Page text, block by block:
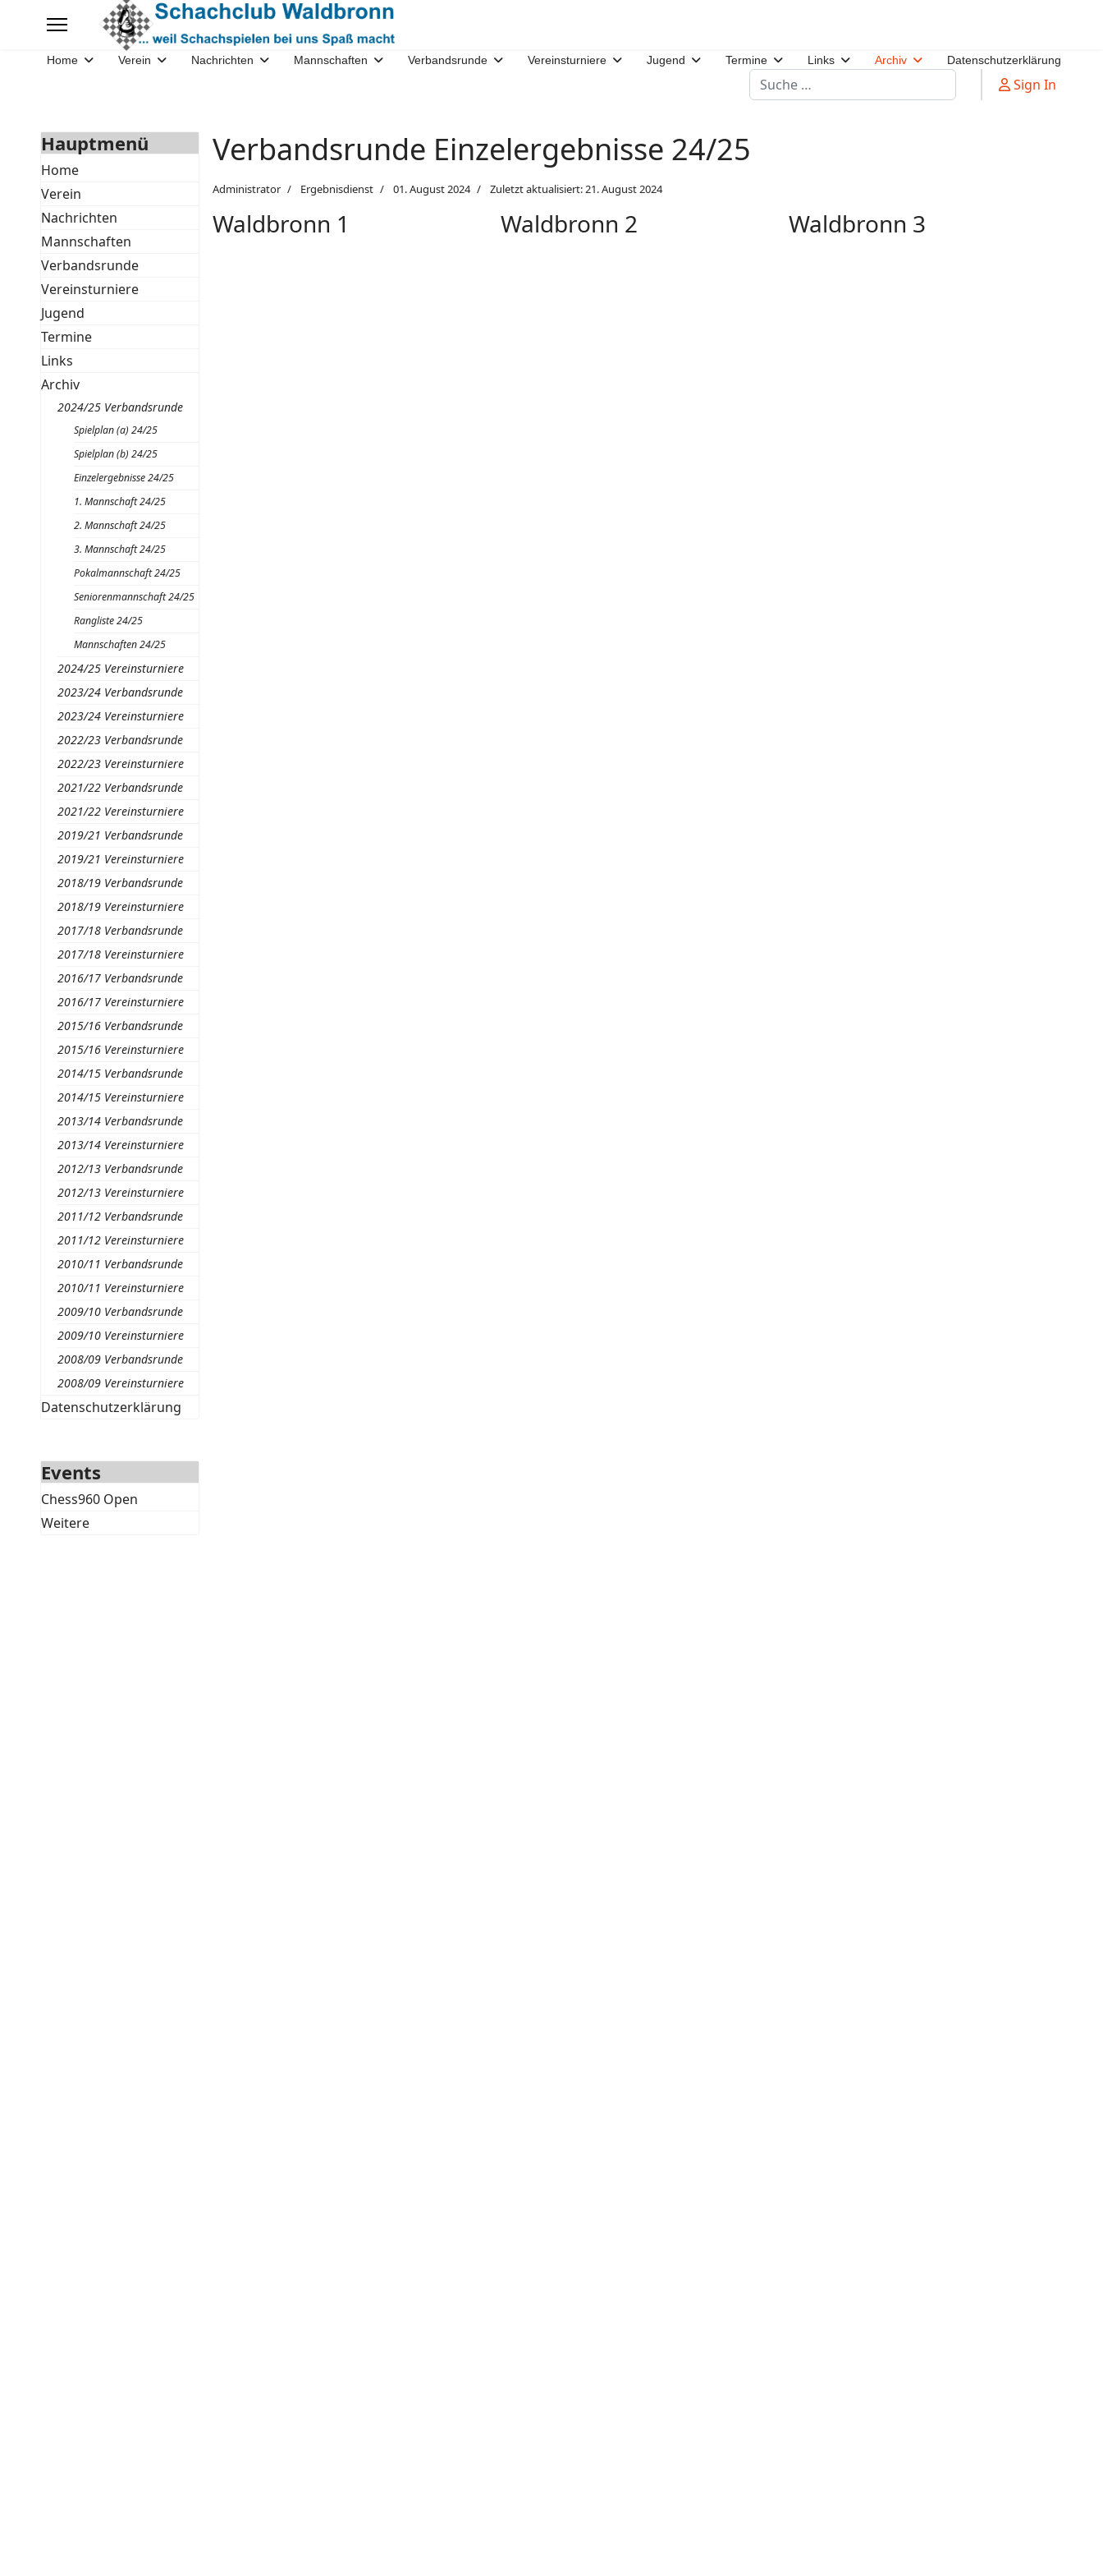
Home Verein Nachrichten Mannschaften Verbandsrunde Vereinsturniere Jugend Termine Links Archiv Datenschutzerklärung
Suchen Sign In
Hauptmenü
Home
Verein
Nachrichten
Mannschaften
Verbandsrunde
Vereinsturniere
Jugend
Termine
Links
Archiv
2024/25 Verbandsrunde
Spielplan (a) 24/25
Spielplan (b) 24/25
Einzelergebnisse 24/25
1. Mannschaft 24/25
2. Mannschaft 24/25
3. Mannschaft 24/25
Pokalmannschaft 24/25
Seniorenmannschaft 24/25
Rangliste 24/25
Mannschaften 24/25
2024/25 Vereinsturniere
2023/24 Verbandsrunde
2023/24 Vereinsturniere
2022/23 Verbandsrunde
2022/23 Vereinsturniere
2021/22 Verbandsrunde
2021/22 Vereinsturniere
2019/21 Verbandsrunde
2019/21 Vereinsturniere
2018/19 Verbandsrunde
2018/19 Vereinsturniere
2017/18 Verbandsrunde
2017/18 Vereinsturniere
2016/17 Verbandsrunde
2016/17 Vereinsturniere
2015/16 Verbandsrunde
2015/16 Vereinsturniere
2014/15 Verbandsrunde
2014/15 Vereinsturniere
2013/14 Verbandsrunde
2013/14 Vereinsturniere
2012/13 Verbandsrunde
2012/13 Vereinsturniere
2011/12 Verbandsrunde
2011/12 Vereinsturniere
2010/11 Verbandsrunde
2010/11 Vereinsturniere
2009/10 Verbandsrunde
2009/10 Vereinsturniere
2008/09 Verbandsrunde
2008/09 Vereinsturniere
Datenschutzerklärung
Events
Chess960 Open
Weitere
Verbandsrunde Einzelergebnisse 24/25
Administrator Ergebnisdienst 01. August 2024 Zuletzt aktualisiert: 21. August 2024
Waldbronn 1 Waldbronn 2 Waldbronn 3